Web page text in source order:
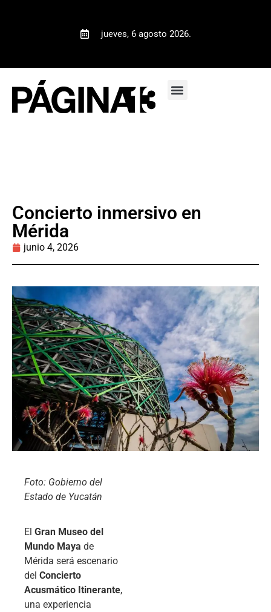
jueves, 6 agosto 2026.
Concierto inmersivo en
Mérida
junio 4, 2026
Foto: Gobierno del
Estado de Yucatán
El Gran Museo del
Mundo Maya de
Mérida será escenario
del Concierto
Acusmático Itinerante,
una experiencia